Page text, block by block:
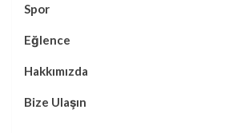
Spor
Eğlence
Hakkımızda
Bize Ulaşın